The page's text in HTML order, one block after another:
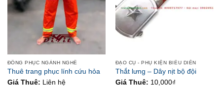
ĐỒNG PHỤC NGÀNH NGHỀ
Thuê trang phục lính cứu hỏa
Giá Thuê: Liên hệ
ĐẠO CỤ - PHỤ KIỆN BIỂU DIỄN
Thắt lưng – Dây nịt bộ đội
Giá Thuê: 10,000₫